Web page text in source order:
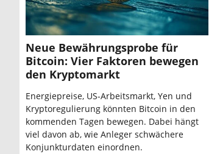
Neue Bewährungsprobe für
Bitcoin: Vier Faktoren bewegen
den Kryptomarkt
Energiepreise, US-Arbeitsmarkt, Yen und
Kryptoregulierung könnten Bitcoin in den
kommenden Tagen bewegen. Dabei hängt
viel davon ab, wie Anleger schwächere
Konjunkturdaten einordnen.